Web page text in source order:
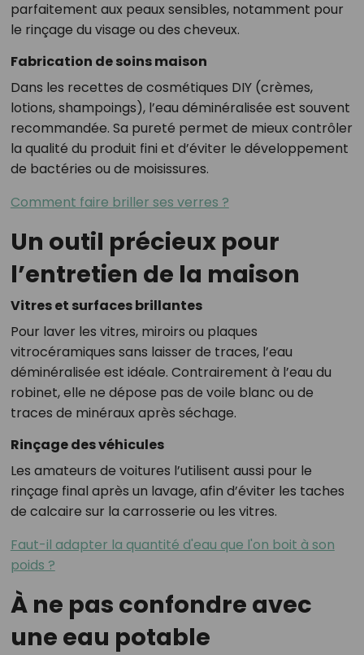
parfaitement aux peaux sensibles, notamment pour
le rinçage du visage ou des cheveux.
Fabrication de soins maison
Dans les recettes de cosmétiques DIY (crèmes,
lotions, shampoings), l’eau déminéralisée est souvent
recommandée. Sa pureté permet de mieux contrôler
la qualité du produit fini et d’éviter le développement
de bactéries ou de moisissures.
Comment faire briller ses verres ?
Un outil précieux pour
l’entretien de la maison
Vitres et surfaces brillantes
Pour laver les vitres, miroirs ou plaques
vitrocéramiques sans laisser de traces, l’eau
déminéralisée est idéale. Contrairement à l’eau du
robinet, elle ne dépose pas de voile blanc ou de
traces de minéraux après séchage.
Rinçage des véhicules
Les amateurs de voitures l’utilisent aussi pour le
rinçage final après un lavage, afin d’éviter les taches
de calcaire sur la carrosserie ou les vitres.
Faut-il adapter la quantité d'eau que l'on boit à son
poids ?
À ne pas confondre avec
une eau potable